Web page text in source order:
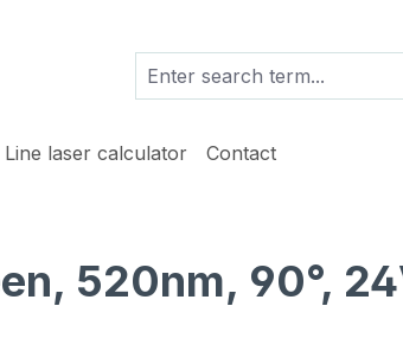
Line laser calculator Contact
520nm, 90°,